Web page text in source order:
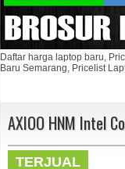
Daftar harga laptop baru,
Baru Semarang, Pricelist
AXIOO HNM Intel
TERJUAL